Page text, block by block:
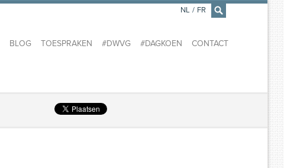
×
BLOG TOESPRAKEN #DWVG #DAGKOEN CONTACT
NL / FR